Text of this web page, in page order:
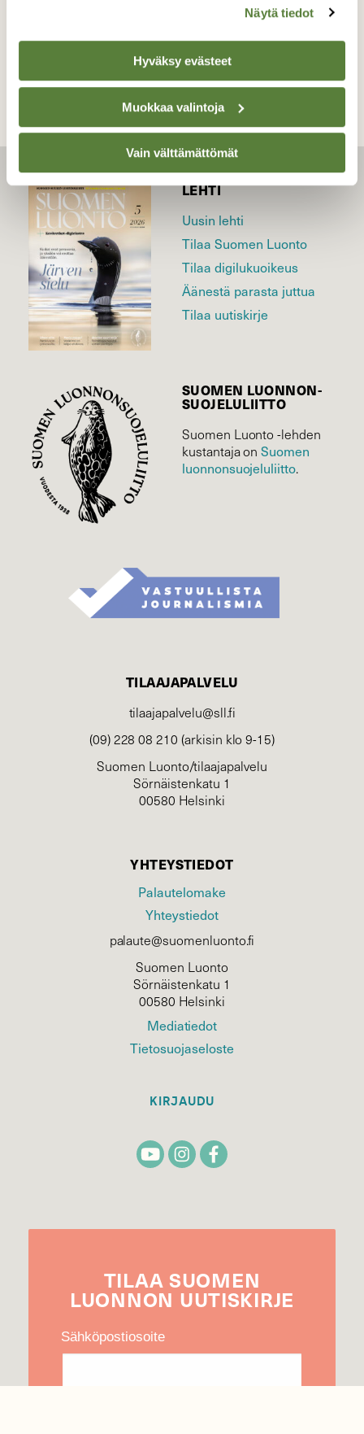
Näytä tiedot
Hyväksy evästeet
Muokkaa valintoja
Vain välttämättömät
TAKAISIN LISTAAN
LEHTI
Uusin lehti
Tilaa Suomen Luonto
Tilaa digilukuoikeus
Äänestä parasta juttua
Tilaa uutiskirje
SUOMEN LUONNON­
SUOJELU­LIITTO
Suomen Luonto -lehden
kustantaja onSuomen
luonnonsuojelu­liitto.
TILAAJAPALVELU
tilaajapalvelu@sll.fi
(09) 228 08 210 (arkisin klo 9-15)
Suomen Luonto/tilaajapalvelu
Sörnäistenkatu 1
00580 Helsinki
YHTEYSTIEDOT
Palautelomake
Yhteystiedot
palaute@suomenluonto.fi
Suomen Luonto
Sörnäistenkatu 1
00580 Helsinki
Mediatiedot
Tietosuojaseloste
KIRJAUDU
TILAA SUOMEN
LUONNON UUTIS­KIRJE
Sähköpostiosoite